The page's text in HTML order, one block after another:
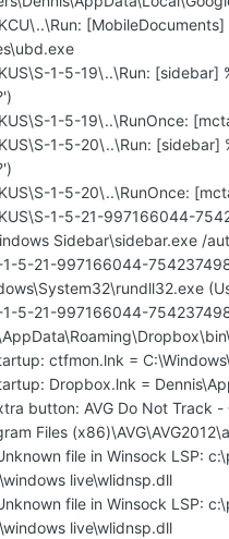
1-5-19\..\Run: [sidebar]
1-5-19\..\RunOnce:
1-5-20\..\Run: [sidebar]
1-5-20\..\RunOnce:
1-5-21-997166044-
Sidebar\sidebar.exe /
1-5-21-997166044-
1-5-21-997166044-
ctfmon.lnk =
Dropbox.lnk =
button: AVG Do Not Track
Files
file in Winsock LSP:
live\wlidnsp.dll
file in Winsock LSP:
live\wlidnsp.dll